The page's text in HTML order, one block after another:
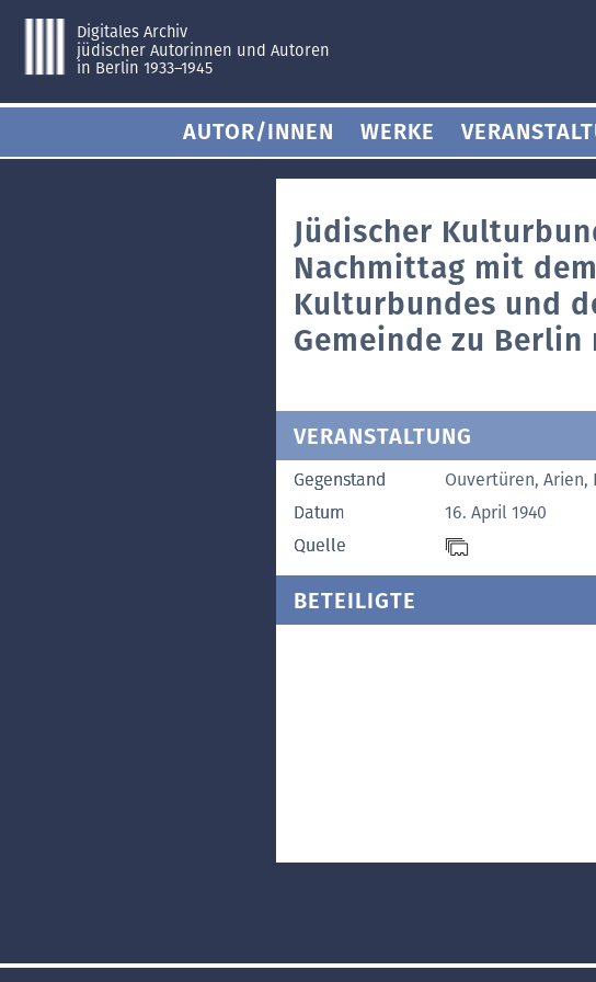
Digitales Archiv
jüdischer Autorinnen und Autoren
in Berlin 1933–1945
AUTOR/INNEN WERKE
Jüdischer
Nachmittag mit
Kulturbundes und
Gemeinde zu
VERANSTALTUNG
Gegenstand
Ouvertüren, Arien,
Datum
16. April 1940
Quelle
BETEILIGTE